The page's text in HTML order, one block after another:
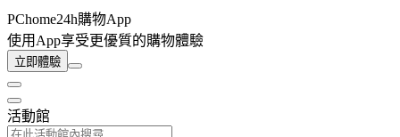
PChome24h購物App
使用App享受更優質的購物體驗
立即體驗
活動館